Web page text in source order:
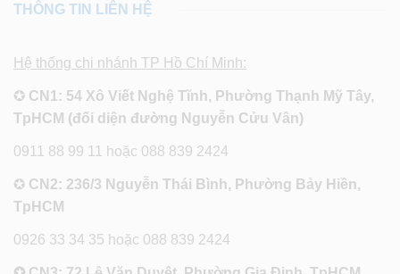
THÔNG TIN LIÊN HỆ
Hệ thống chi nhánh TP Hồ Chí Minh:
✪ CN1: 54 Xô Viết Nghệ Tĩnh, Phường Thạnh Mỹ Tây,
TpHCM (đối diện đường Nguyễn Cửu Vân)
0911 88 99 11 hoặc 088 839 2424
✪ CN2: 236/3 Nguyễn Thái Bình, Phường Bảy Hiền,
TpHCM
0926 33 34 35 hoặc 088 839 2424